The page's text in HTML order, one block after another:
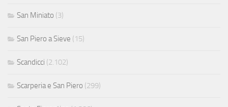
San Miniato (3)
San Piero a Sieve (15)
Scandicci (2.102)
Scarperia e San Piero (299)